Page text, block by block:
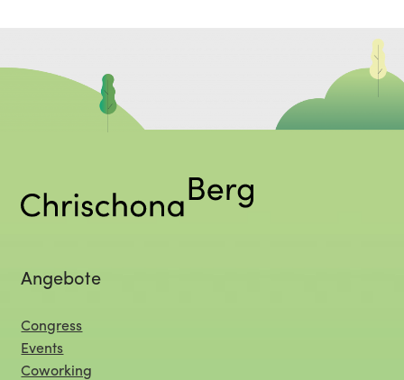
Angebote
Congress
Events
Coworking